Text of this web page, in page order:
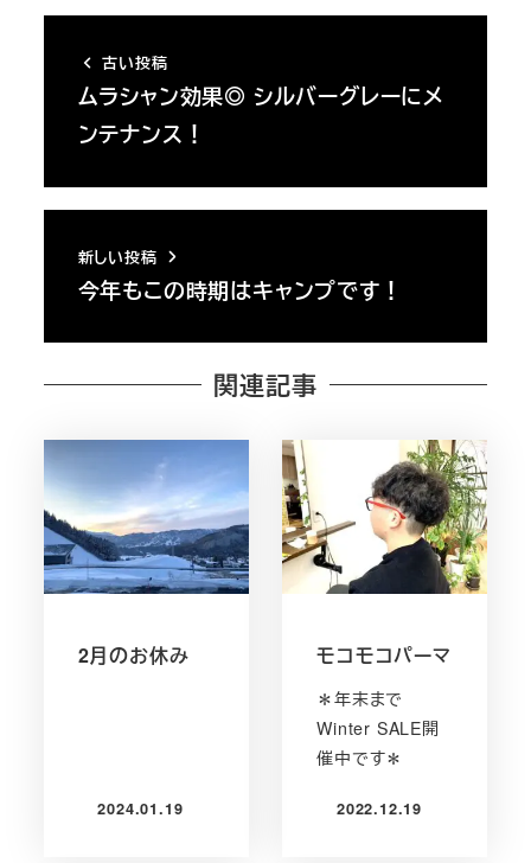
古い投稿
ムラシャン効果◎ シルバーグレーにメ
ンテナンス！
新しい投稿
今年もこの時期はキャンプです！
関連記事
2月のお休み
投稿日
2024.01.19
モコモコパーマ
＊年末まで
Winter SALE開
催中です＊
投稿日
2022.12.19